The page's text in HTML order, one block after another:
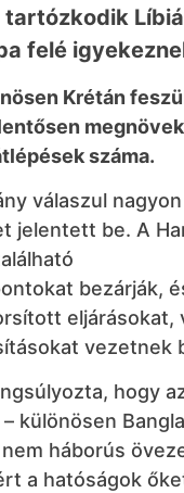
tartózkodik
felé
Krétán
száma.
válaszul
jelentett be. A
bezárják,
eljárásokat,
vezetnek
hogy
különösen
háborús
a hatóságok